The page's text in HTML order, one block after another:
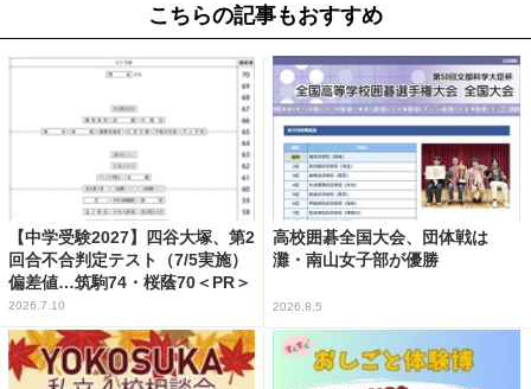
こちらの記事もおすすめ
【中学受験2027】四谷大塚、第2
回合不合判定テスト（7/5実施）
偏差値…筑駒74・桜蔭70＜PR＞
2026.7.10
高校囲碁全国大会、団体戦は
灘・南山女子部が優勝
2026.8.5